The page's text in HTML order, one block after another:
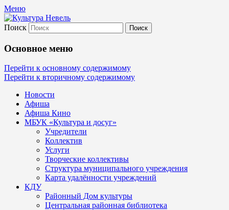
Меню
Культура Невель
МБУК Невельского района "Культура
и досуг"
Поиск
Основное меню
Перейти к основному содержимому
Перейти к вторичному содержимому
Новости
Афиша
Афиша Кино
МБУК «Культура и досуг»
Учредители
Коллектив
Услуги
Творческие коллективы
Структура муниципального учреждения
Карта удалённости учреждений
КДУ
Районный Дом культуры
Центральная районная библиотека